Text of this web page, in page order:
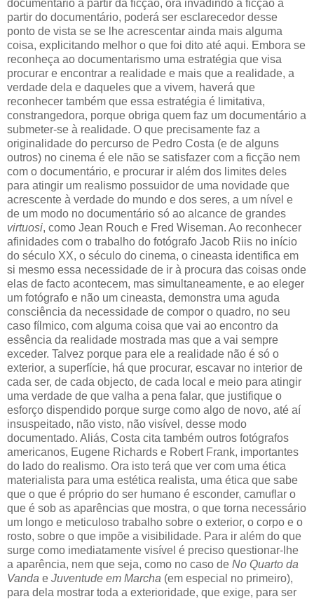
documentário a partir da ficção, ora invadindo a ficção a
partir do documentário, poderá ser esclarecedor desse
ponto de vista se se lhe acrescentar ainda mais alguma
coisa, explicitando melhor o que foi dito até aqui. Embora se
reconheça ao documentarismo uma estratégia que visa
procurar e encontrar a realidade e mais que a realidade, a
verdade dela e daqueles que a vivem, haverá que
reconhecer também que essa estratégia é limitativa,
constrangedora, porque obriga quem faz um documentário a
submeter-se à realidade. O que precisamente faz a
originalidade do percurso de Pedro Costa (e de alguns
outros) no cinema é ele não se satisfazer com a ficção nem
com o documentário, e procurar ir além dos limites deles
para atingir um realismo possuidor de uma novidade que
acrescente à verdade do mundo e dos seres, a um nível e
de um modo no documentário só ao alcance de grandes
virtuosi, como Jean Rouch e Fred Wiseman. Ao reconhecer
afinidades com o trabalho do fotógrafo Jacob Riis no início
do século XX, o século do cinema, o cineasta identifica em
si mesmo essa necessidade de ir à procura das coisas onde
elas de facto acontecem, mas simultaneamente, e ao eleger
um fotógrafo e não um cineasta, demonstra uma aguda
consciência da necessidade de compor o quadro, no seu
caso fílmico, com alguma coisa que vai ao encontro da
essência da realidade mostrada mas que a vai sempre
exceder. Talvez porque para ele a realidade não é só o
exterior, a superfície, há que procurar, escavar no interior de
cada ser, de cada objecto, de cada local e meio para atingir
uma verdade de que valha a pena falar, que justifique o
esforço dispendido porque surge como algo de novo, até aí
insuspeitado, não visto, não visível, desse modo
documentado. Aliás, Costa cita também outros fotógrafos
americanos, Eugene Richards e Robert Frank, importantes
do lado do realismo. Ora isto terá que ver com uma ética
materialista para uma estética realista, uma ética que sabe
que o que é próprio do ser humano é esconder, camuflar o
que é sob as aparências que mostra, o que torna necessário
um longo e meticuloso trabalho sobre o exterior, o corpo e o
rosto, sobre o que impõe a visibilidade. Para ir além do que
surge como imediatamente visível é preciso questionar-lhe
a aparência, nem que seja, como no caso de No Quarto da
Vanda e Juventude em Marcha (em especial no primeiro),
para dela mostrar toda a exterioridade, que exige, para ser